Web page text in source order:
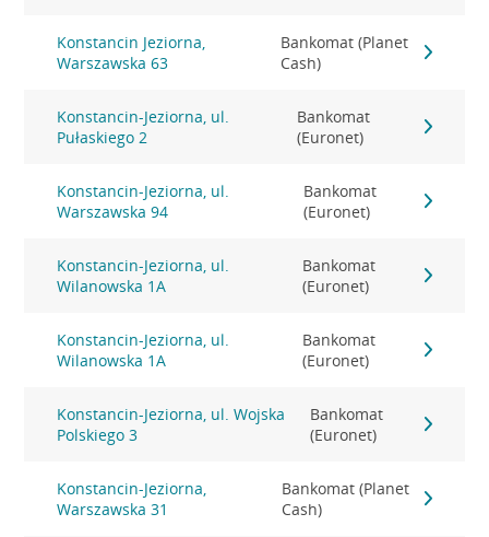
Konstancin Jeziorna,
Warszawska 63
Bankomat (Planet
Cash)
Konstancin-Jeziorna, ul.
Pułaskiego 2
Bankomat
(Euronet)
Konstancin-Jeziorna, ul.
Warszawska 94
Bankomat
(Euronet)
Konstancin-Jeziorna, ul.
Wilanowska 1A
Bankomat
(Euronet)
Konstancin-Jeziorna, ul.
Wilanowska 1A
Bankomat
(Euronet)
Konstancin-Jeziorna, ul. Wojska
Polskiego 3
Bankomat
(Euronet)
Konstancin-Jeziorna,
Warszawska 31
Bankomat (Planet
Cash)